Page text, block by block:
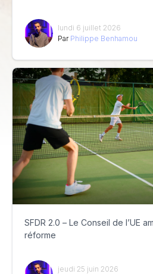
lundi 6 juillet 2026
Par Philippe Benhamou
SFDR 2.0 – Le Conseil de l’UE
réforme
jeudi 25 juin 2026